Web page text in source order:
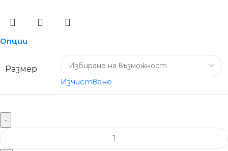
Опции
Размер
Изчистване
-